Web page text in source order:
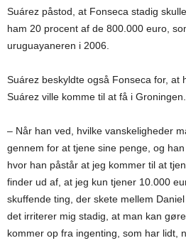
Suárez påstod, at Fonseca stadig
ham 20 procent af de 800.000 euro,
uruguayaneren i 2006.
Suárez beskyldte også Fonseca for, at
Suárez ville komme til at få i Groningen.
– Når han ved, hvilke vanskeligheder
gennem for at tjene sine penge, og
hvor han påstår at jeg kommer til at
finder ud af, at jeg kun tjener 10.000
skuffende ting, der skete mellem
det irriterer mig stadig, at man kan
kommer op fra ingenting, som har lidt,